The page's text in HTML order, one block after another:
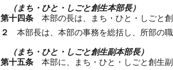
（まち・ひと・しごと創生本部長）
第十四条 本部の長は、まち・ひと・しごと
２ 本部長は、本部の事務を総括し、所部の職
（まち・ひと・しごと創生副本部長）
第十五条 本部に、まち・ひと・しごと創生